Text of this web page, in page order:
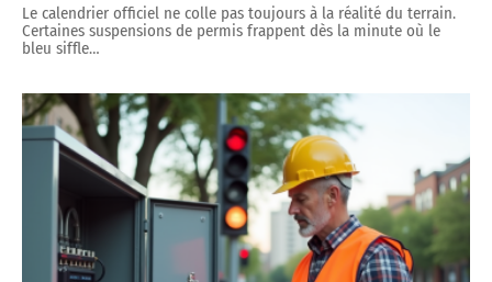
Le calendrier officiel ne colle pas toujours à la réalité du terrain.
Certaines suspensions de permis frappent dès la minute où le
bleu siffle…